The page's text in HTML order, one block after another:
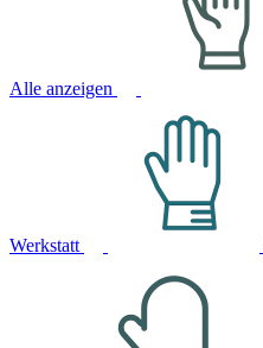
Alle anzeigen
Werkstatt